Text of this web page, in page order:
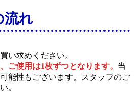
流れ
い求めください。
ご使用は1枚ずつとなります。 当
能性もございます。スタッフのご
。